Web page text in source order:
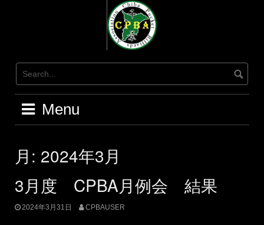
Menu
月: 2024年3月
3月度 CPBA月例会 結果
2024年3月31日 CPBAUSER